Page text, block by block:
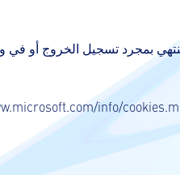
بمجرد تسجيل الخروج أو
info/